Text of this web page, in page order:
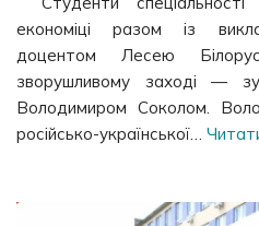
економіці разом із
доцентом Лесею
зворушливому заході —
Володимиром Соколом.
російсько-української…